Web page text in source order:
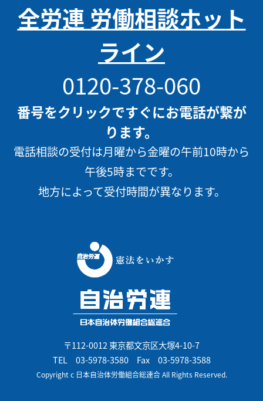
全労連 労働相談ホット
ライン
0120-378-060
番号をクリックですぐにお電話が繋が
ります。
電話相談の受付は月曜から金曜の午前10時から
午後5時までです。
地方によって受付時間が異なります。
〒112-0012 東京都文京区大塚4-10-7
TEL 03-5978-3580Fax 03-5978-3588
Copyright c 日本自治体労働組合総連合 All Rights Reserved.